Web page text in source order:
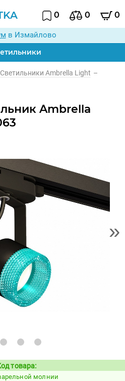
0 0 0
в Измайлово
Светильники Ambrella Light –
Ambrella
»
Код:
1093803
товара:
молнии